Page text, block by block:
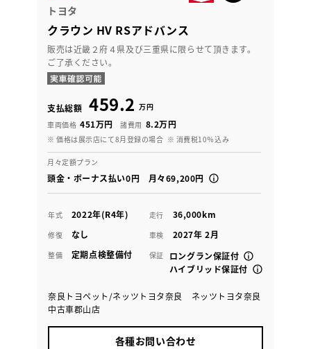
トヨタ
クラウン HV RSアドバンス
販売は近畿２府４県及び三重県に限らせて頂きます。
ご了承ください。
支払総額 459.2 万円
車両価格 451万円 諸費用 8.2万円
※ 価格は展示店にて8月登録の場合 ※ 消費税10％込み
月々定額プラン
頭金・ボーナス払い0円 月々69,200円
年式 2022年(R4年) 走行 36,000km
修復 なし 車検 2027年 2月
整備 定期点検整備付 保証
ロングラン保証付
ハイブリッド保証付
奈良トヨペット/ネッツトヨタ奈良 ネッツトヨタ奈良
中古車郡山店
各種お問い合わせ